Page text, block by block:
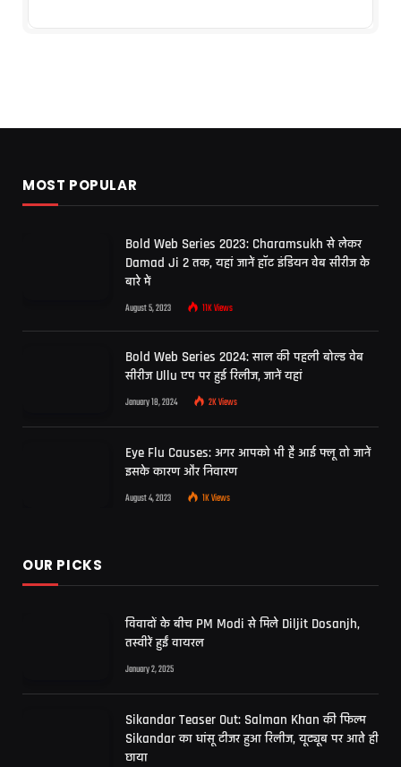
MOST POPULAR
Bold Web Series 2023: Charamsukh से लेकर
Damad Ji 2 तक, यहां जानें हॉट इंडियन वेब सीरीज के
बारे में
August 5, 2023 11KViews
Bold Web Series 2024: साल की पहली बोल्ड वेब
सीरीज Ullu एप पर हुई रिलीज, जानें यहां
January 18, 2024 2KViews
Eye Flu Causes: अगर आपको भी है आई फ्लू तो जानें
इसके कारण और निवारण
August 4, 2023 1KViews
OUR PICKS
विवादों के बीच PM Modi से मिले Diljit Dosanjh,
तस्वीरें हुईं वायरल
January 2, 2025
Sikandar Teaser Out: Salman Khan की फिल्म
Sikandar का धांसू टीजर हुआ रिलीज, यूट्यूब पर आते ही
छाया